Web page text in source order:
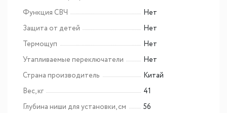
Функция СВЧ
Нет
Защита от детей
Нет
Термощуп
Нет
Утапливаемые переключатели
Нет
Страна производитель
Китай
Вес, кг
41
Глубина ниши для установки, см
56